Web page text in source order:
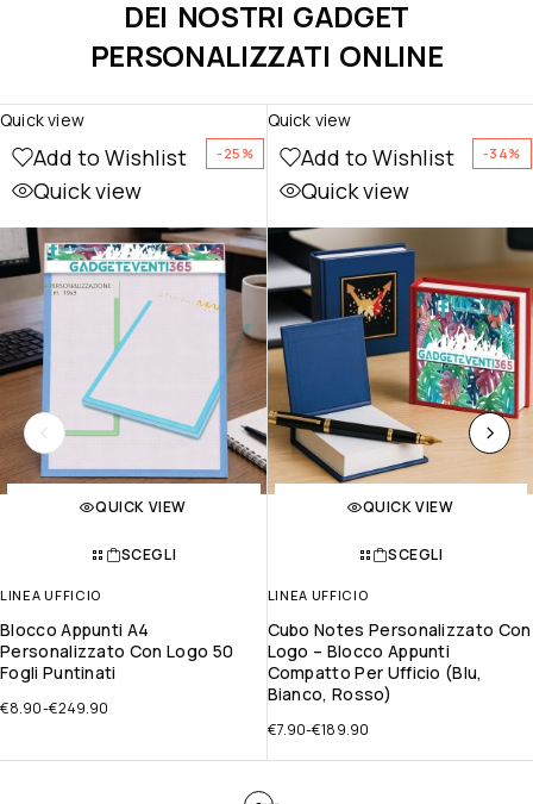
DEI NOSTRI GADGET
PERSONALIZZATI ONLINE
-25%
Add to Wishlist
Quick view
QUICK VIEW
SCEGLI
LINEA UFFICIO
Blocco Appunti A4
Personalizzato Con Logo 50
Fogli Puntinati
€8.90-€249.90
Quick view
-34%
Add to Wishlist
Quick view
QUICK VIEW
SCEGLI
LINEA UFFICIO
Cubo Notes Personalizzato Con
Logo – Blocco Appunti
Compatto Per Ufficio (Blu,
Bianco, Rosso)
€7.90-€189.90
Quick view